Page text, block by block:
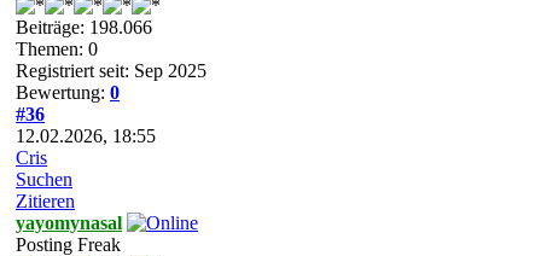
Beiträge: 198.066
Themen: 0
Registriert seit: Sep 2025
Bewertung: 0
#36
12.02.2026, 18:55
Cris
Suchen
Zitieren
yayomynasal
Posting Freak